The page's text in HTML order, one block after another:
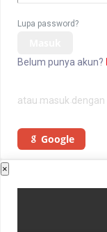
Lupa password?
Belum punya akun?
atau masuk dengan
Google
×